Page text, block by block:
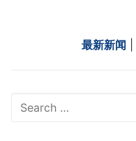
最新新闻
Search